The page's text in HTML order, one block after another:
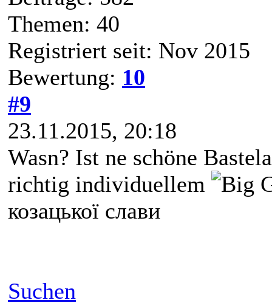
Themen: 40
Registriert seit: Nov 2015
Bewertung: 10
#9
23.11.2015, 20:18
Wasn? Ist ne schöne
richtig individuellem
козацької слави
Suchen